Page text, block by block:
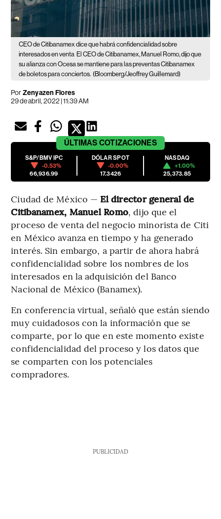
CEO de Citibanamex dice que habrá confidencialidad sobre
interesados en venta El CEO de Citibanamex, Manuel Romo, dijo que
su alianza con Ocesa se mantiene para las preventas Citibanamex
de boletos para conciertos. (Bloomberg/Jeoffrey Guillemard)
PorZenyazen Flores
29 de abril, 2022 | 11:39 AM
ÚLTIMAS COTIZACIONES
S&P/BMV IPC
-0.53%
66,936.99
DÓLAR SPOT
-0.00%
17.3426
NASDAQ
+1.00%
25,373.85
Ciudad de México — El director general de
Citibanamex, Manuel Romo, dijo que el
proceso de venta del negocio minorista de Citi
en México avanza en tiempo y ha generado
interés. Sin embargo, a partir de ahora habrá
confidencialidad sobre los nombres de los
interesados en la adquisición del Banco
Nacional de México (Banamex).
En conferencia virtual, señaló que están siendo
muy cuidadosos con la información que se
comparte, por lo que en este momento existe
confidencialidad del proceso y los datos que
se comparten con los potenciales
compradores.
PUBLICIDAD